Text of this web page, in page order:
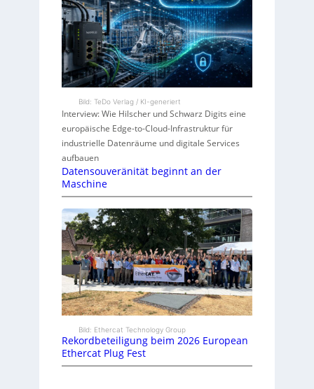
Bild: TeDo Verlag / KI-generiert
Interview: Wie Hilscher und Schwarz Digits eine
europäische Edge-to-Cloud-Infrastruktur für
industrielle Datenräume und digitale Services
aufbauen
Datensouveränität beginnt an der
Maschine
Bild: Ethercat Technology Group
Rekordbeteiligung beim 2026 European
Ethercat Plug Fest